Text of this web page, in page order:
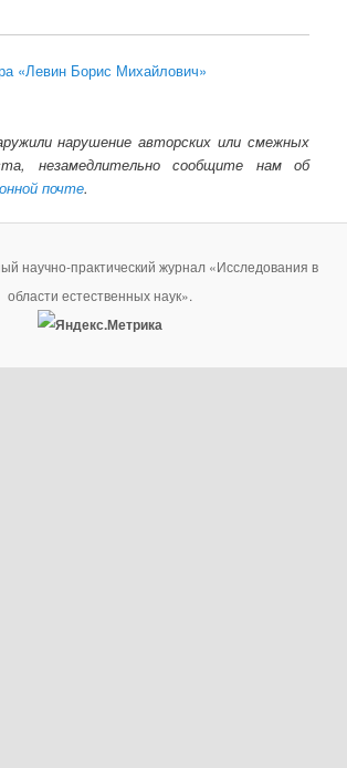
«Левин Борис Михайлович»
нарушение авторских или смежных
незамедлительно сообщите нам об
почте.
научно-практический журнал «Исследования в
области естественных наук».